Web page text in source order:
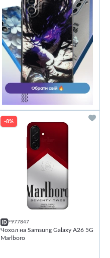
-8%
F977847
Чохол на Samsung Galaxy A26 5G
Marlboro